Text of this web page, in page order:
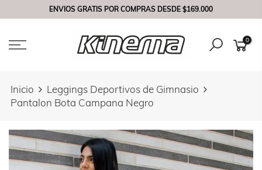
ENVIOS GRATIS POR COMPRAS DESDE $169.000
0
Inicio
Leggings Deportivos de Gimnasio
Pantalon Bota Campana Negro